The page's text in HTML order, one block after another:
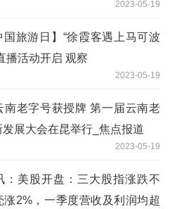
2023-05-19
国旅游日】“徐霞客遇上马可波
播活动开启 观察
2023-05-19
南老字号获授牌 第一届云南老
展大会在昆举行_焦点报道
2023-05-19
：美股开盘：三大股指涨跌不
涨2%，一季度营收及利润均超